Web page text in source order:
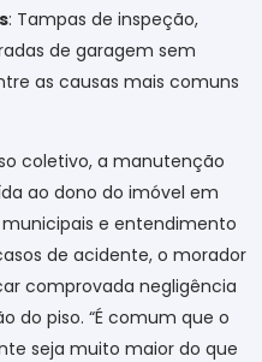
: Tampas de inspeção,
de garagem sem
as causas mais comuns
coletivo, a manutenção
ao dono do imóvel em
e entendimento
de acidente, o morador
comprovada negligência
do piso. “É comum que o
seja muito maior do que